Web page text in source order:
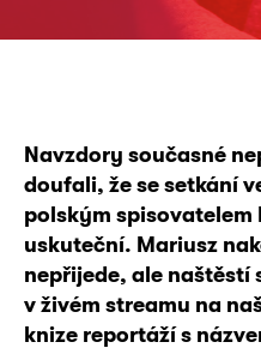
Navzdory současné
doufali, že se setkání
polským spisovatelem
uskuteční. Mariusz
nepřijede, ale naštěstí
v živém streamu na
knize reportáží s